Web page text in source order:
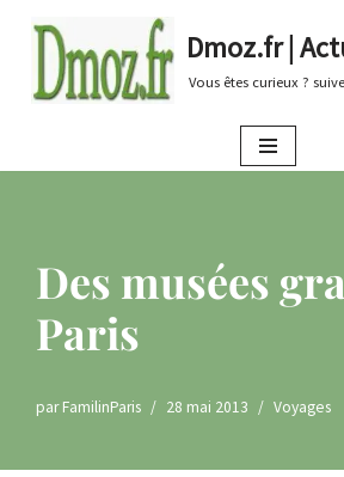
au
Dmoz.fr |
Vous êtes curieux ?
Des musées
Paris
parFamilinParis 28 mai 2013 Voyages